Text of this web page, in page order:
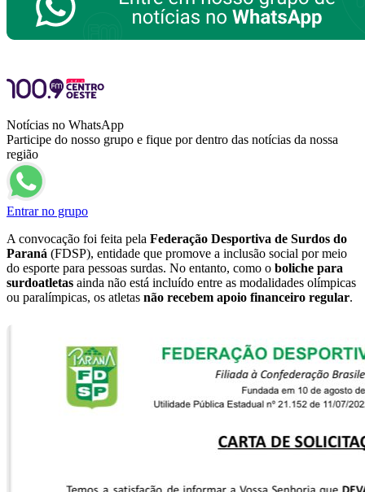
Notícias no WhatsApp
Participe do nosso grupo e fique por dentro das notícias da nossa
região
Entrar no grupo
A convocação foi feita pela Federação Desportiva de Surdos do
Paraná (FDSP), entidade que promove a inclusão social por meio
do esporte para pessoas surdas. No entanto, como o boliche para
surdoatletas ainda não está incluído entre as modalidades olímpicas
ou paralímpicas, os atletas não recebem apoio financeiro regular.